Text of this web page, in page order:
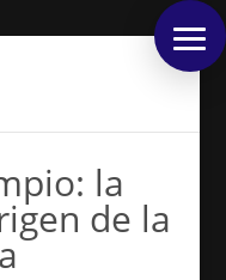
la
de la